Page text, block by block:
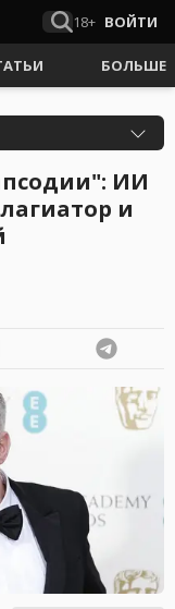
18+ ВОЙТИ
БОЛЬШЕ
ИИ
и